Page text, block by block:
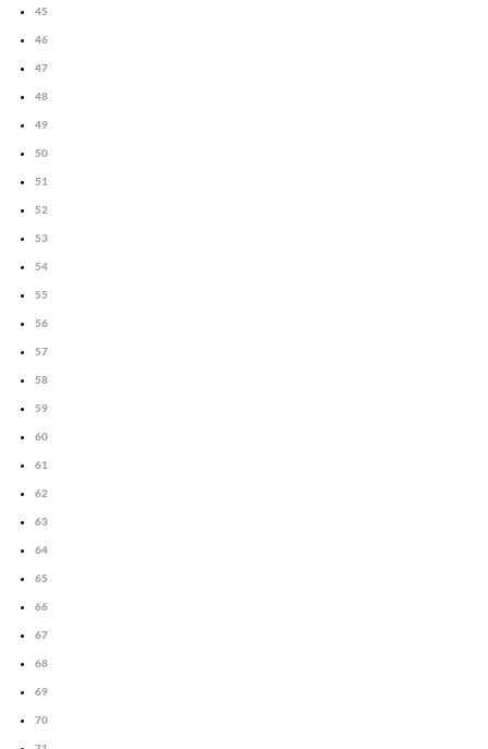
45
46
47
48
49
50
51
52
53
54
55
56
57
58
59
60
61
62
63
64
65
66
67
68
69
70